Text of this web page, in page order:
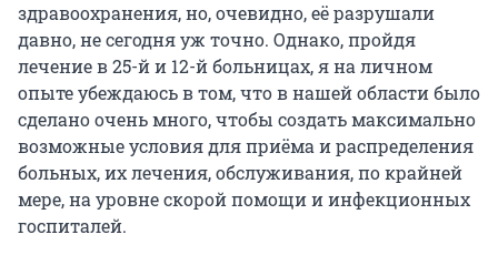
здравоохранения, но, очевидно, её разрушали
давно, не сегодня уж точно. Однако, пройдя
лечение в 25-й и 12-й больницах, я на личном
опыте убеждаюсь в том, что в нашей области было
сделано очень много, чтобы создать максимально
возможные условия для приёма и распределения
больных, их лечения, обслуживания, по крайней
мере, на уровне скорой помощи и инфекционных
госпиталей.